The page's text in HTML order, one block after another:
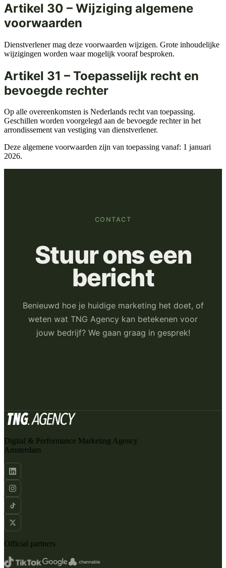
Artikel 30 – Wijziging algemene
voorwaarden
Dienstverlener mag deze voorwaarden wijzigen. Grote inhoudelijke
wijzigingen worden waar mogelijk vooraf besproken.
Artikel 31 – Toepasselijk recht en
bevoegde rechter
Op alle overeenkomsten is Nederlands recht van toepassing.
Geschillen worden voorgelegd aan de bevoegde rechter in het
arrondissement van vestiging van dienstverlener.
Deze algemene voorwaarden zijn van toepassing vanaf: 1 januari
2026.
CONTACT
Stuur ons een
bericht
Benieuwd hoe je huidige marketing het doet, of
weten wat TNG Agency kan betekenen voor
jouw bedrijf? We gaan graag in gesprek!
Digital & Performance Marketing Agency
Amsterdam
Official partners